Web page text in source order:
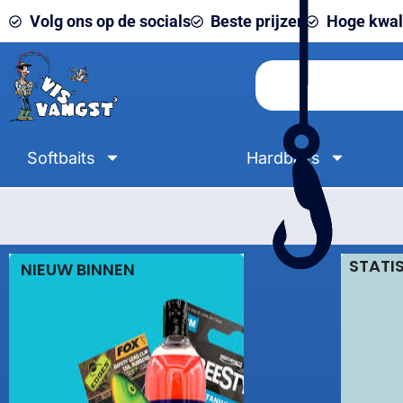
Volg ons op de socials Beste prijzen Hoge
Softbaits Hardbaits
NIEUW BINNEN